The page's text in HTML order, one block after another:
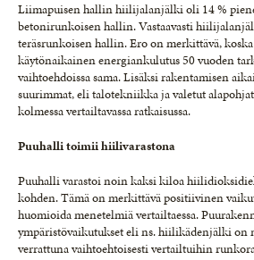
Liimapuisen hallin hiilijalanjälki oli 14 %
betonirunkoisen hallin. Vastaavasti
teräsrunkoisen hallin. Ero on merkittävä,
käytönaikainen energiankulutus 50 vuoden
vaihtoehdoissa sama. Lisäksi rakentamisen
suurimmat, eli talotekniikka ja valetut
kolmessa vertailtavassa ratkaisussa.
Puuhalli toimii hiilivarastona
Puuhalli varastoi noin kaksi kiloa
kohden. Tämä on merkittävä positiivinen
huomioida menetelmiä vertailtaessa.
ympäristövaikutukset eli ns. hiilikädenjälki
verrattuna vaihtoehtoisesti vertailtuihin